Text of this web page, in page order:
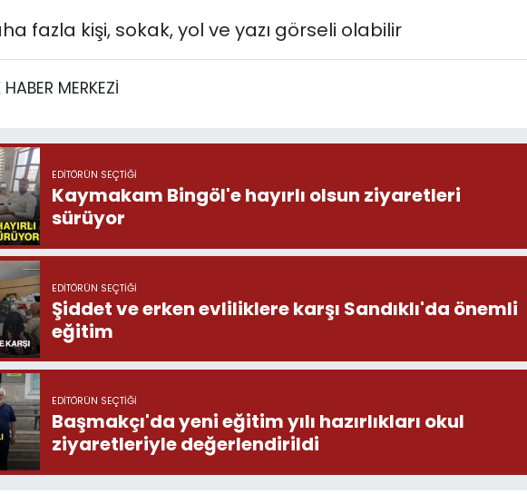
MERKEZİ
EDITÖRÜN SEÇTIĞI
Kaymakam Bingöl'e hayırlı olsun ziyaretleri
sürüyor
EDITÖRÜN SEÇTIĞI
Şiddet ve erken evliliklere karşı Sandıklı'da önemli
eğitim
EDITÖRÜN SEÇTIĞI
Başmakçı'da yeni eğitim yılı hazırlıkları okul
ziyaretleriyle değerlendirildi